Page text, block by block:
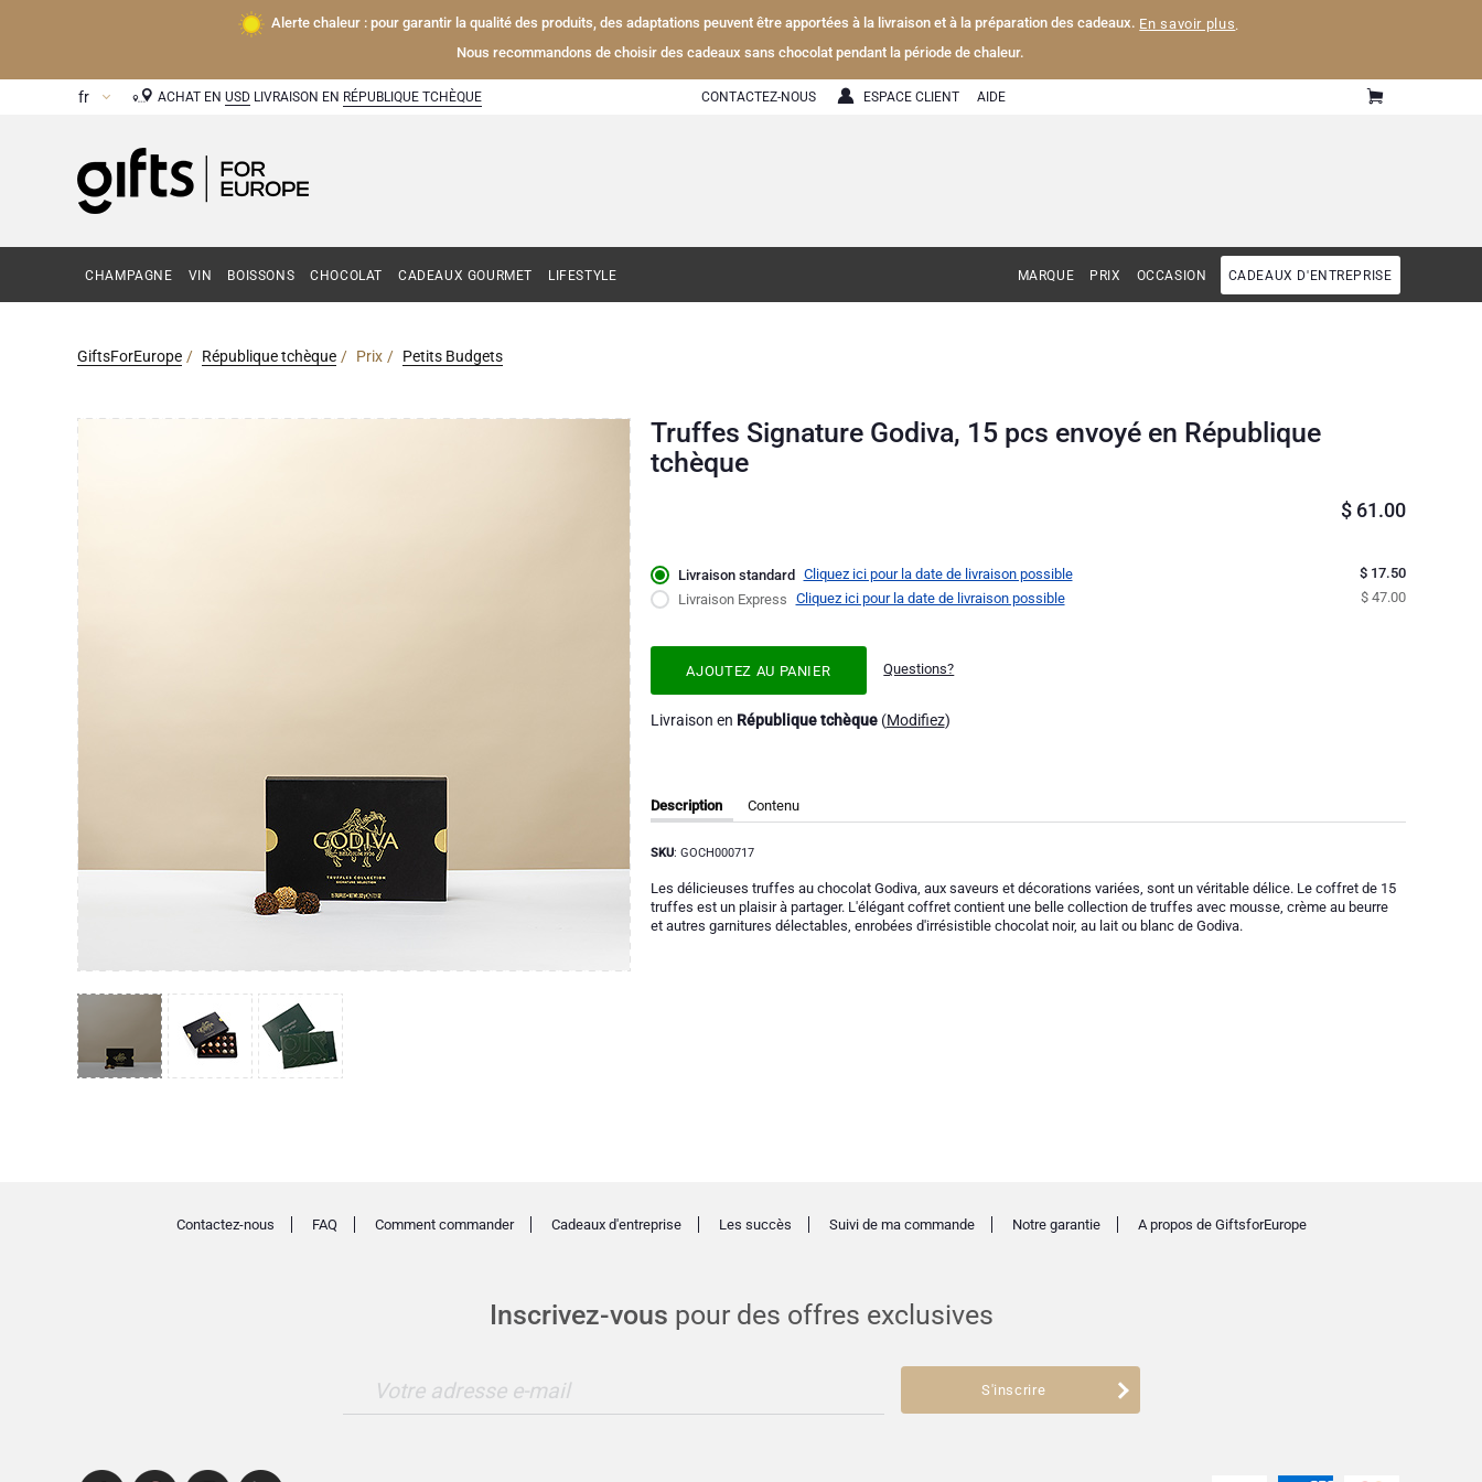
Alerte chaleur : pour garantir la qualité des produits, des adaptations peuvent être apportées à la livraison et à la préparation des cadeaux. En savoir plus.
Nous recommandons de choisir des cadeaux sans chocolat pendant la période de chaleur.
ACHAT EN USD LIVRAISON EN RÉPUBLIQUE TCHÈQUE CONTACTEZ-NOUS ESPACE CLIENT AIDE
CHAMPAGNE VIN BOISSONS CHOCOLAT CADEAUX GOURMET LIFESTYLE MARQUE PRIX OCCASION CADEAUX D'ENTREPRISE
GiftsForEurope République tchèque Prix Petits Budgets
Truffes Signature Godiva, 15 pcs envoyé en République
tchèque
$ 61.00
Livraison standard Cliquez ici pour la date de livraison possible
$ 17.50
Livraison Express Cliquez ici pour la date de livraison possible $ 47.00
AJOUTEZ AU PANIER Questions?
Livraison en République tchèque(Modifiez)
Description
SKU: GOCH000717
Les délicieuses truffes au chocolat Godiva, aux saveurs et décorations variées, sont un véritable délice. Le coffret de 15
truffes est un plaisir à partager. L'élégant coffret contient une belle collection de truffes avec mousse, crème au beurre
et autres garnitures délectables, enrobées d'irrésistible chocolat noir, au lait ou blanc de Godiva.
Contenu
Inscrivez-vous pour des offres exclusives
Votre adresse e-mail S'inscrire
Contactez-nous FAQ Comment commander Cadeaux d'entreprise Les succès Suivi de ma commande Notre garantie A propos de GiftsforEurope